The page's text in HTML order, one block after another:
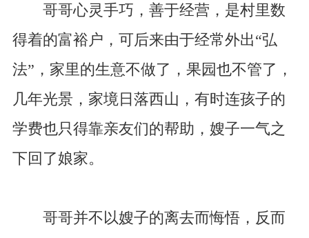
哥哥心灵手巧，善于经营，是村里数
得着的富裕户，可后来由于经常外出“弘
法”，家里的生意不做了，果园也不管了，
几年光景，家境日落西山，有时连孩子的
学费也只得靠亲友们的帮助，嫂子一气之
下回了娘家。
哥哥并不以嫂子的离去而悔悟，反而